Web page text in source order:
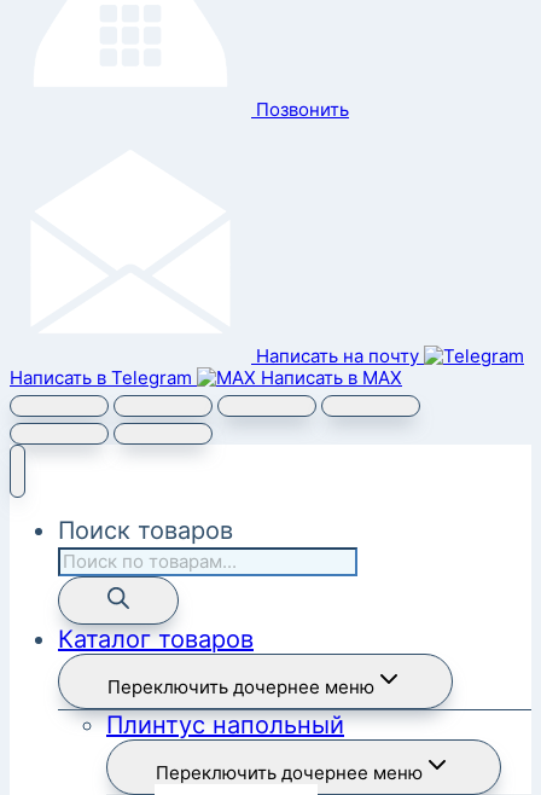
Позвонить
Написать на почту
Написать в Telegram
Написать в MAX
Поиск товаров
Каталог товаров
Переключить дочернее меню
Плинтус напольный
Переключить дочернее меню